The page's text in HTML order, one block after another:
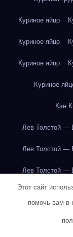
Куриное яйцо
Куриное яйцо
Куриное яйцо
Куриное
Кэн
Лев Толстой —
Лев Толстой —
Лев Толстой —
Лев Толстой —
Этот сайт
помочь вам в